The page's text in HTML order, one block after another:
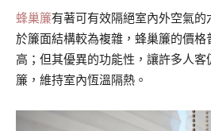
蜂巢簾有著可有效隔絕室內外空氣
於簾面結構較為複雜，蜂巢簾的價
高；但其優異的功能性，讓許多人
簾，維持室內恆溫隔熱。